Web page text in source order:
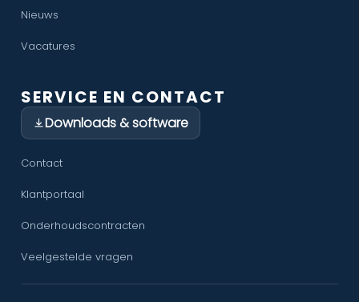
Nieuws
Vacatures
SERVICE EN CONTACT
Downloads & software
Contact
Klantportaal
Onderhoudscontracten
Veelgestelde vragen